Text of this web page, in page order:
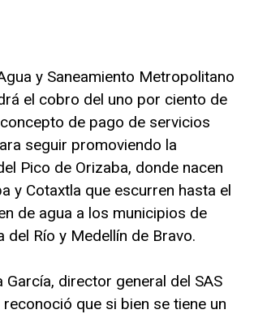
y Saneamiento Metropolitano
el cobro del uno por ciento de
de pago de servicios
seguir promoviendo la
Pico de Orizaba, donde nacen
y Cotaxtla que escurren hasta el
de agua a los municipios de
del Río y Medellín de Bravo.
García, director general del SAS
que si bien se tiene un